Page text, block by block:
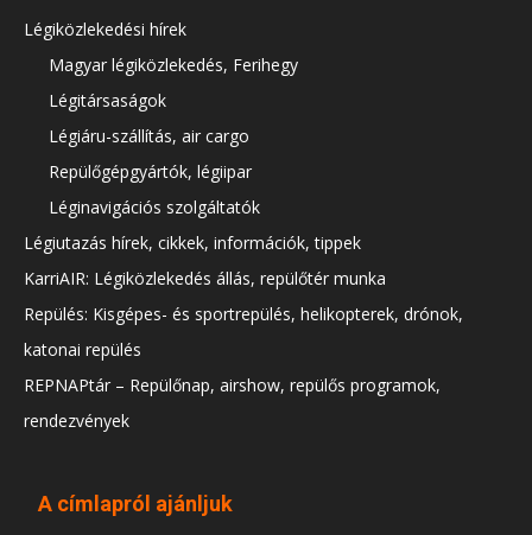
Légiközlekedési hírek
Magyar légiközlekedés, Ferihegy
Légitársaságok
Légiáru-szállítás, air cargo
Repülőgépgyártók, légiipar
Léginavigációs szolgáltatók
Légiutazás hírek, cikkek, információk, tippek
KarriAIR: Légiközlekedés állás, repülőtér munka
Repülés: Kisgépes- és sportrepülés, helikopterek, drónok,
katonai repülés
REPNAPtár – Repülőnap, airshow, repülős programok,
rendezvények
A címlapról ajánljuk